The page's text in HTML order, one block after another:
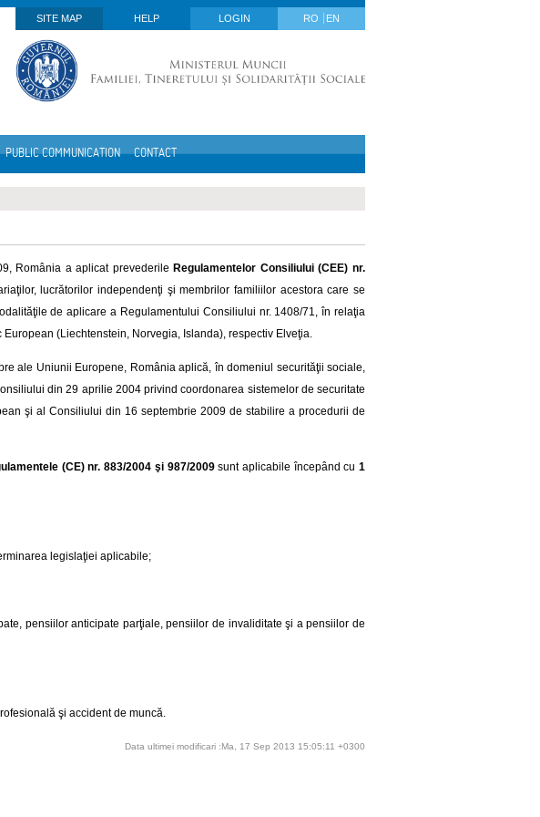
SITE MAP
HELP LOGIN RO EN
PUBLIC COMMUNICATION CONTACT
România a aplicat prevederileRegulamentelor Consiliului (CEE) nr.
lucrătorilor independenţi şi membrilor familiilor acestora care se
de aplicare a Regulamentului Consiliului nr. 1408/71, în relaţia
(Liechtenstein, Norvegia, Islanda), respectiv Elveţia.
ale Uniunii Europene, România aplică, în domeniul securităţii sociale,
din 29 aprilie 2004 privind coordonarea sistemelor de securitate
şi al Consiliului din 16 septembrie 2009 de stabilire a procedurii de
(CE) nr. 883/2004 şi 987/2009sunt aplicabile începând cu1
legislaţiei aplicabile;
pensiilor anticipate parţiale, pensiilor de invaliditate şi a pensiilor de
şi accident de muncă.
Data ultimei modificari :Ma, 17 Sep 2013 15:05:11 +0300